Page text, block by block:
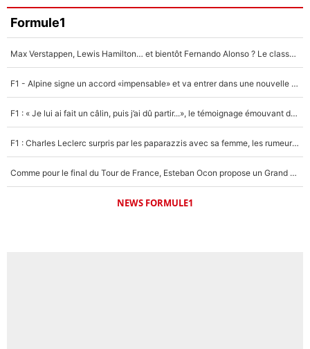
Formule1
Max Verstappen, Lewis Hamilton… et bientôt Fernando Alonso ? Le classement des pilotes les mieux payés en Formule 1 risque de changer !
F1 - Alpine signe un accord «impensable» et va entrer dans une nouvelle dimension : Grande nouvelle pour Pierre Gasly !
F1 : « Je lui ai fait un câlin, puis j’ai dû partir...», le témoignage émouvant de Max Verstappen sur sa fille
F1 : Charles Leclerc surpris par les paparazzis avec sa femme, les rumeurs étaient vraies !
Comme pour le final du Tour de France, Esteban Ocon propose un Grand Prix de Formule 1 à Paris : «Autour de l’Arc de Triomphe, ce serait génial» !
NEWS FORMULE1